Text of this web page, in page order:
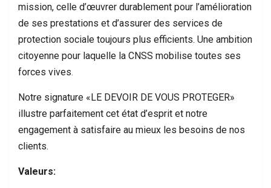
mission, celle d’œuvrer durablement pour l’amélioration
de ses prestations et d’assurer des services de
protection sociale toujours plus efficients. Une ambition
citoyenne pour laquelle la CNSS mobilise toutes ses
forces vives.
Notre signature «LE DEVOIR DE VOUS PROTEGER»
illustre parfaitement cet état d’esprit et notre
engagement à satisfaire au mieux les besoins de nos
clients.
Valeurs: